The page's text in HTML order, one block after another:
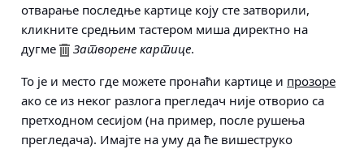
отварање последње картице коју сте затворили,
кликните средњим тастером миша директно на
дугме
Затворене картице.
То је и место где можете пронаћи картице и прозоре
ако се из неког разлога прегледач није отворио са
претходном сесијом (на пример, после рушења
прегледача). Имајте на уму да ће вишеструко